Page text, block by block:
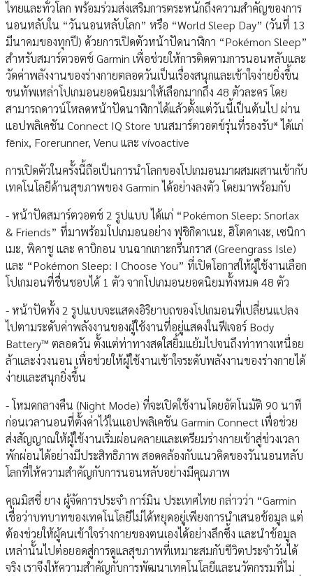
ไทยและทั่วโลก พร้อมร่วมส่งเสริมการตระหนักถึงความสำคัญของการ
นอนหลับใน “วันนอนหลับโลก” หรือ “World Sleep Day” (วันที่ 13
มีนาคมของทุกปี) ด้วยการเปิดตัวหน้าปัดนาฬิกา “Pokémon Sleep”
สำหรับสมาร์ตวอตช์ Garmin เพื่อช่วยให้การติดตามการนอนหลับและ
วัดค่าพลังงานของร่างกายตลอดวันเป็นเรื่องสนุกและเข้าใจง่ายยิ่งขึ้น
ขนทัพเหล่าโปเกมอนยอดนิยมมาให้เลือกมากถึง 48 ตัวละคร โดย
สามารถดาวน์โหลดหน้าปัดนาฬิกาได้แล้วตั้งแต่วันนี้เป็นต้นไป ผ่าน
แอปพลิเคชัน Connect IQ Store บนสมาร์ตวอตช์รุ่นที่รองรับ* ได้แก่
fēnix, Forerunner, Venu และ vívoactive
การเปิดตัวในครั้งนี้ถือเป็นการนำโลกของโปเกมอนมาผสมผสานเข้ากับ
เทคโนโลยีด้านสุขภาพของ Garmin ได้อย่างลงตัว โดยมาพร้อมกับ
- หน้าปัดสมาร์ตวอตช์ 2 รูปแบบ ได้แก่ “Pokémon Sleep: Snorlax
& Friends” ที่มาพร้อมโปเกมอนอย่าง ฟุชิกิดาเนะ, ฮิโตคาเงะ, เซนิกา
เมะ, พิคาชู และ คาบิกอน บนฉากเกาะกรีนกราส (Greengrass Isle)
และ “Pokémon Sleep: I Choose You” ที่เปิดโอกาสให้ผู้ใช้งานเลือก
โปเกมอนที่ชื่นชอบได้ 1 ตัว จากโปเกมอนยอดนิยมทั้งหมด 48 ตัว
- หน้าปัดทั้ง 2 รูปแบบจะแสดงอิริยาบถของโปเกมอนที่เปลี่ยนแปลง
ไปตามระดับค่าพลังงานของผู้ใช้งานที่อยู่แสดงในฟีเจอร์ Body
Battery™ ตลอดวัน ตั้งแต่ท่าทางสดใสยิ้มแย้มไปจนถึงท่าทางเหนื่อย
ล้าและง่วงนอน เพื่อช่วยให้ผู้ใช้งานเข้าใจระดับพลังงานของร่างกายได้
ง่ายและสนุกยิ่งขึ้น
- โหมดกลางคืน (Night Mode) ที่จะเปิดใช้งานโดยอัตโนมัติ 90 นาที
ก่อนเวลานอนที่ตั้งค่าไว้ในแอปพลิเคชัน Garmin Connect เพื่อช่วย
ส่งสัญญาณให้ผู้ใช้งานเริ่มผ่อนคลายและเตรียมร่างกายเข้าสู่ช่วงเวลา
พักผ่อนได้อย่างมีประสิทธิภาพ สอดคล้องกับแนวคิดของวันนอนหลับ
โลกที่ให้ความสำคัญกับการนอนหลับอย่างมีคุณภาพ
คุณมิสซี่ ยาง ผู้จัดการประจำ การ์มิน ประเทศไทย กล่าวว่า “Garmin
เชื่อว่าบทบาทของเทคโนโลยีไม่ได้หยุดอยู่เพียงการนำเสนอข้อมูล แต่
ต้องช่วยให้ผู้คนเข้าใจร่างกายของตนเองได้อย่างลึกซึ้ง และนำข้อมูล
เหล่านั้นไปต่อยอดสู่การดูแลสุขภาพที่เหมาะสมกับชีวิตประจำวันได้
จริง เราจึงให้ความสำคัญกับการพัฒนาเทคโนโลยีและนวัตกรรมที่ไม่